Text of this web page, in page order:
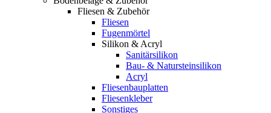
Fliesen & Zubehör
Fliesen
Fugenmörtel
Silikon & Acryl
Sanitärsilikon
Bau- & Natursteinsilikon
Acryl
Fliesenbauplatten
Fliesenkleber
Sonstiges